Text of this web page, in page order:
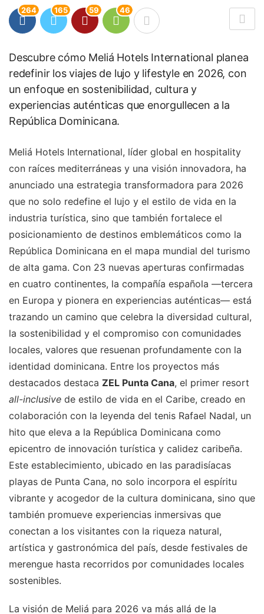
264 165 59 46
Descubre cómo Meliá Hotels International planea
redefinir los viajes de lujo y lifestyle en 2026, con
un enfoque en sostenibilidad, cultura y
experiencias auténticas que enorgullecen a la
República Dominicana.
Meliá Hotels International, líder global en hospitality
con raíces mediterráneas y una visión innovadora, ha
anunciado una estrategia transformadora para 2026
que no solo redefine el lujo y el estilo de vida en la
industria turística, sino que también fortalece el
posicionamiento de destinos emblemáticos como la
República Dominicana en el mapa mundial del turismo
de alta gama. Con 23 nuevas aperturas confirmadas
en cuatro continentes, la compañía española —tercera
en Europa y pionera en experiencias auténticas— está
trazando un camino que celebra la diversidad cultural,
la sostenibilidad y el compromiso con comunidades
locales, valores que resuenan profundamente con la
identidad dominicana. Entre los proyectos más
destacados destaca ZEL Punta Cana, el primer resort
all-inclusive de estilo de vida en el Caribe, creado en
colaboración con la leyenda del tenis Rafael Nadal, un
hito que eleva a la República Dominicana como
epicentro de innovación turística y calidez caribeña.
Este establecimiento, ubicado en las paradisíacas
playas de Punta Cana, no solo incorpora el espíritu
vibrante y acogedor de la cultura dominicana, sino que
también promueve experiencias inmersivas que
conectan a los visitantes con la riqueza natural,
artística y gastronómica del país, desde festivales de
merengue hasta recorridos por comunidades locales
sostenibles.
La visión de Meliá para 2026 va más allá de la